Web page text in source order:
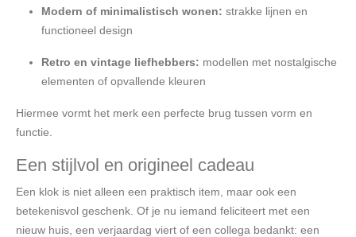
Modern of minimalistisch wonen: strakke lijnen en
functioneel design
Retro en vintage liefhebbers: modellen met nostalgische
elementen of opvallende kleuren
Hiermee vormt het merk een perfecte brug tussen vorm en
functie.
Een stijlvol en origineel cadeau
Een klok is niet alleen een praktisch item, maar ook een
betekenisvol geschenk. Of je nu iemand feliciteert met een
nieuw huis, een verjaardag viert of een collega bedankt: een